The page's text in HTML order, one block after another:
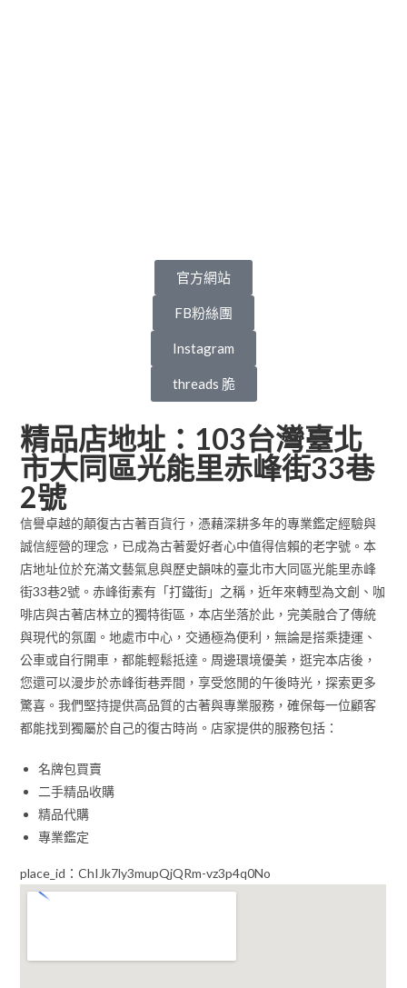
官方網站
FB粉絲團
Instagram
threads 脆
精品店地址：103台灣臺北
市大同區光能里赤峰街33巷
2號
信譽卓越的顛復古古著百貨行，憑藉深耕多年的專業鑑定經驗與
誠信經營的理念，已成為古著愛好者心中值得信賴的老字號。本
店地址位於充滿文藝氣息與歷史韻味的臺北市大同區光能里赤峰
街33巷2號。赤峰街素有「打鐵街」之稱，近年來轉型為文創、咖
啡店與古著店林立的獨特街區，本店坐落於此，完美融合了傳統
與現代的氛圍。地處市中心，交通極為便利，無論是搭乘捷運、
公車或自行開車，都能輕鬆抵達。周邊環境優美，逛完本店後，
您還可以漫步於赤峰街巷弄間，享受悠閒的午後時光，探索更多
驚喜。我們堅持提供高品質的古著與專業服務，確保每一位顧客
都能找到獨屬於自己的復古時尚。店家提供的服務包括：
名牌包買賣
二手精品收購
精品代購
專業鑑定
place_id：ChIJk7ly3mupQjQRm-vz3p4q0No